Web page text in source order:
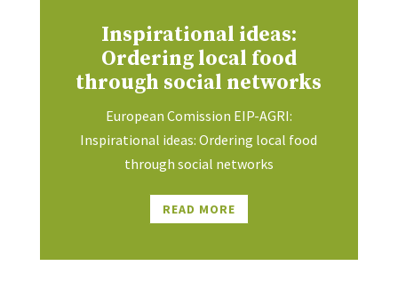
Inspirational ideas:
Ordering local food
through social networks
European Comission EIP-AGRI:
Inspirational ideas: Ordering local food
through social networks
READ MORE